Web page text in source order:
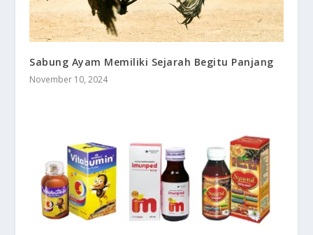
Sabung Ayam Memiliki Sejarah Begitu Panjang
November 10, 2024